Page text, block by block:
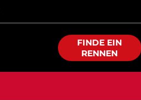
FINDE EIN
RENNEN